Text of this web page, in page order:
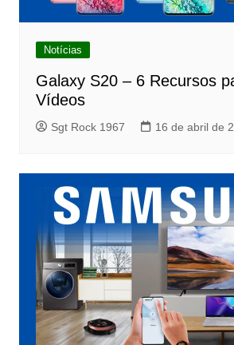
Notícias
Galaxy S20 – 6 Recursos
Vídeos
Sgt Rock 1967 16 de abril de